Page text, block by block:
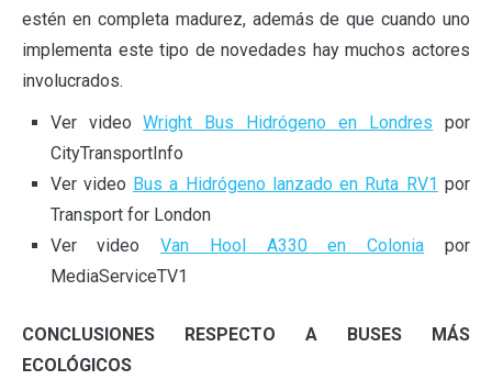
estén en completa madurez, además de que cuando uno
implementa este tipo de novedades hay muchos actores
involucrados.
Ver videoWright Bus Hidrógeno en Londres por
CityTransportInfo
Ver video Bus a Hidrógeno lanzado en Ruta RV1 por
Transport for London
Ver videoVan Hool A330 en Colonia por
MediaServiceTV1
CONCLUSIONES RESPECTO A BUSES MÁS
ECOLÓGICOS